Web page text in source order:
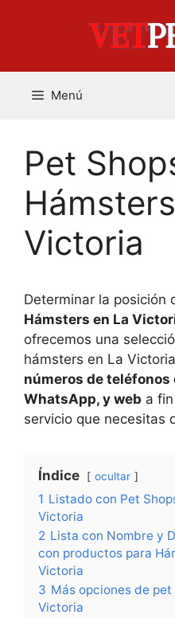
Menú
Pet
Victoria
Determinar la posición
Hámsters en La
ofrecemos una
hámsters en La
números de
WhatsApp, y web a
servicio que necesitas
Índice ocultar
1 Listado con Pet
Victoria
2 Lista con Nombre y
con productos para
Victoria
3 Más opciones de
Victoria